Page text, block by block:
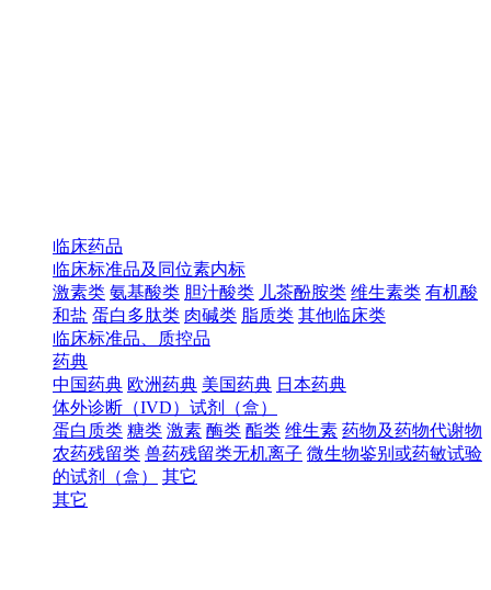
临床药品
临床标准品及同位素内标
激素类 氨基酸类 胆汁酸类 儿茶酚胺类 维生素类 有机酸
和盐 蛋白多肽类 肉碱类 脂质类 其他临床类
临床标准品、质控品
药典
中国药典 欧洲药典 美国药典 日本药典
体外诊断（IVD）试剂（盒）
蛋白质类 糖类 激素 酶类 酯类 维生素 药物及药物代谢物
农药残留类 兽药残留类无机离子 微生物鉴别或药敏试验
的试剂（盒）
其它
其它